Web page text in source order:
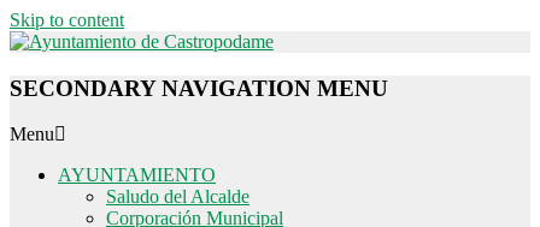
Skip to content
SECONDARY NAVIGATION MENU
Menu
AYUNTAMIENTO
Saludo del Alcalde
Corporación Municipal